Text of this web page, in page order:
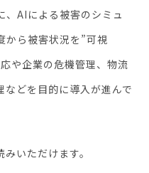
、AIによる被害のシミュ
から被害状況を”可視
や企業の危機管理、物流
どを目的に導入が進んで
みいただけます。